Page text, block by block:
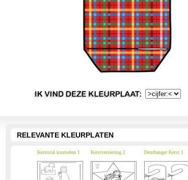
RELEVANTE KLEURPLATEN
Kerststal knutselen 1 Kerstversiering 2 Deurhanger Kerst 1